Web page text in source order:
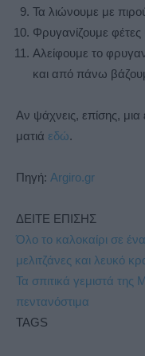
Τα λιώνουμε με
Φρυγανίζουμε
Αλείφουμε το
και από πάνω
Αν ψάχνεις, επίσης, μια
ματιά εδώ.
Πηγή: Argiro.gr
ΔΕΙΤΕ ΕΠΙΣΗΣ
Όλο το καλοκαίρι σε
μελιτζάνες και λευκό
Τα σπιτικά γεμιστά
πεντανόστιμα
TAGS